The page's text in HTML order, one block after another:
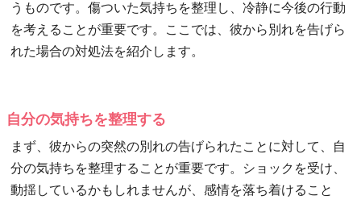
うものです。傷ついた気持ちを整理し、冷静に今後の行動
を考えることが重要です。ここでは、彼から別れを告げら
れた場合の対処法を紹介します。
自分の気持ちを整理する
まず、彼からの突然の別れの告げられたことに対して、自
分の気持ちを整理することが重要です。ショックを受け、
動揺しているかもしれませんが、感情を落ち着けること